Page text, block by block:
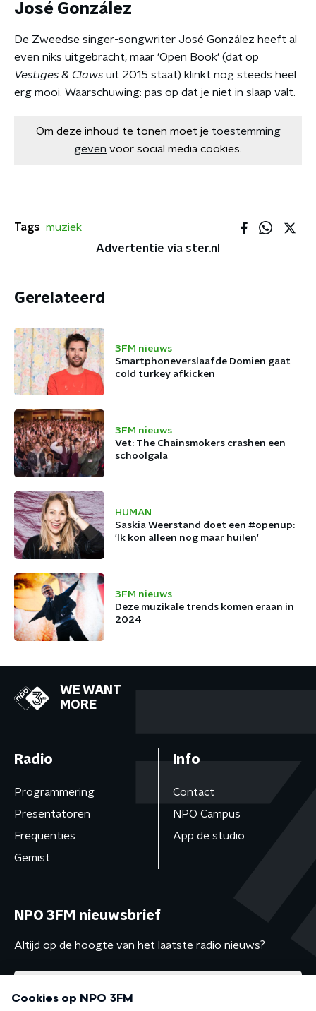
José González
De Zweedse singer-songwriter José González heeft al
even niks uitgebracht, maar 'Open Book' (dat op
Vestiges & Claws uit 2015 staat) klinkt nog steeds heel
erg mooi. Waarschuwing: pas op dat je niet in slaap valt.
Om deze inhoud te tonen moet je toestemming
geven voor social media cookies.
Tags muziek
Advertentie via ster.nl
Gerelateerd
3FM nieuws
Smartphoneverslaafde Domien gaat
cold turkey afkicken
3FM nieuws
Vet: The Chainsmokers crashen een
schoolgala
HUMAN
Saskia Weerstand doet een #openup:
'Ik kon alleen nog maar huilen'
3FM nieuws
Deze muzikale trends komen eraan in
2024
WE WANT
MORE
Radio
Programmering
Presentatoren
Frequenties
Gemist
Info
Contact
NPO Campus
App de studio
NPO 3FM nieuwsbrief
Altijd op de hoogte van het laatste radio nieuws?